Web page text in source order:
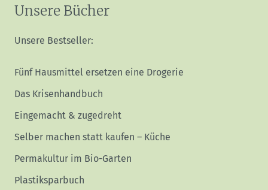
Unsere Bücher
Unsere Bestseller:
Fünf Hausmittel ersetzen eine Drogerie
Das Krisenhandbuch
Eingemacht & zugedreht
Selber machen statt kaufen – Küche
Permakultur im Bio-Garten
Plastiksparbuch